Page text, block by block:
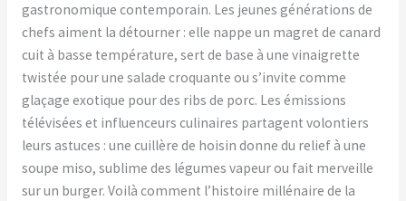
gastronomique contemporain. Les jeunes générations de
chefs aiment la détourner : elle nappe un magret de canard
cuit à basse température, sert de base à une vinaigrette
twistée pour une salade croquante ou s’invite comme
glaçage exotique pour des ribs de porc. Les émissions
télévisées et influenceurs culinaires partagent volontiers
leurs astuces : une cuillère de hoisin donne du relief à une
soupe miso, sublime des légumes vapeur ou fait merveille
sur un burger. Voilà comment l’histoire millénaire de la